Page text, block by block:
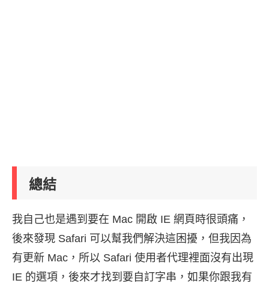
總結
我自己也是遇到要在 Mac 開啟 IE 網頁時很頭痛，
後來發現 Safari 可以幫我們解決這困擾，但我因為
有更新 Mac，所以 Safari 使用者代理裡面沒有出現
IE 的選項，後來才找到要自訂字串，如果你跟我有